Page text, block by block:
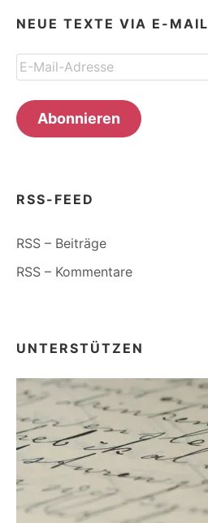
NEUE TEXTE VIA E-MAIL
E-
Mail-
Adresse
Abonnieren
RSS-FEED
RSS – Beiträge
RSS – Kommentare
UNTERSTÜTZEN